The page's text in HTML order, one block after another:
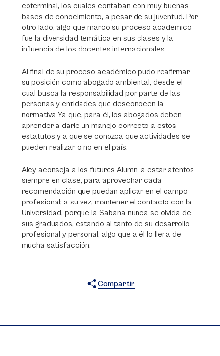
coterminal, los cuales contaban con muy buenas
bases de conocimiento, a pesar de su juventud. Por
otro lado, algo que marcó su proceso académico
fue la diversidad temática en sus clases y la
influencia de los docentes internacionales.
Al final de su proceso académico pudo reafirmar
su posición como abogado ambiental, desde el
cual busca la responsabilidad por parte de las
personas y entidades que desconocen la
normativa Ya que, para él, los abogados deben
aprender a darle un manejo correcto a estos
estatutos y a que se conozca que actividades se
pueden realizar o no en el país.
Alcy aconseja a los futuros Alumni a estar atentos
siempre en clase, para aprovechar cada
recomendación que puedan aplicar en el campo
profesional; a su vez, mantener el contacto con la
Universidad, porque la Sabana nunca se olvida de
sus graduados, estando al tanto de su desarrollo
profesional y personal, algo que a él lo llena de
mucha satisfacción.
Compartir